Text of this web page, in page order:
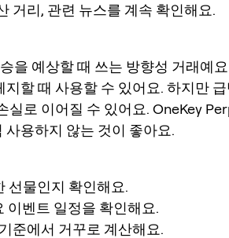
거리, 관련 뉴스를 계속 확인해요.
을 예상할 때 쓰는 방향성 거래예
할 때 사용할 수 있어요. 하지만
실로 이어질 수 있어요. OneKey
사용하지 않는 것이 좋아요.
선물인지 확인해요.
이벤트 일정을 확인해요.
준에서 거꾸로 계산해요.